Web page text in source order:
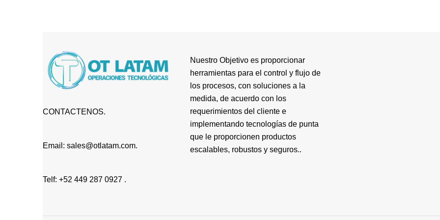
CONTACTENOS.
Email: sales@otlatam.com.
Telf: +52 449 287 0927 .
Nuestro Objetivo es proporcionar
herramientas para el control y flujo de
los procesos, con soluciones a la
medida, de acuerdo con los
requerimientos del cliente e
implementando tecnologías de punta
que le proporcionen productos
escalables, robustos y seguros..